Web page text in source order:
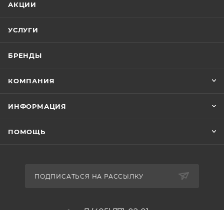
АКЦИИ
УСЛУГИ
БРЕНДЫ
КОМПАНИЯ
ИНФОРМАЦИЯ
ПОМОЩЬ
ПОДПИСАТЬСЯ НА РАССЫЛКУ